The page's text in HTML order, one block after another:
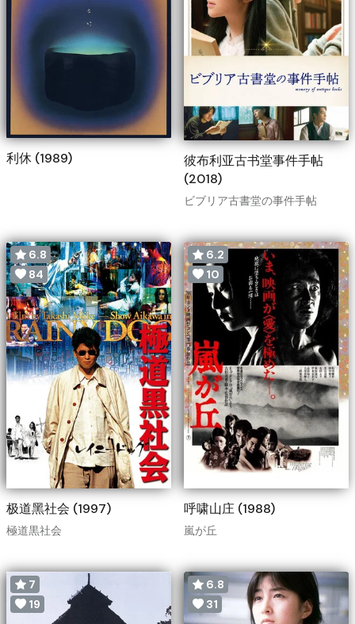
利休 (1989)
彼布利亚古书堂事件手帖
(2018)
ビブリア古書堂の事件手帖
6.8
84
极道黑社会 (1997)
極道黒社会
6.2
10
呼啸山庄 (1988)
嵐が丘
7
19
6.8
31